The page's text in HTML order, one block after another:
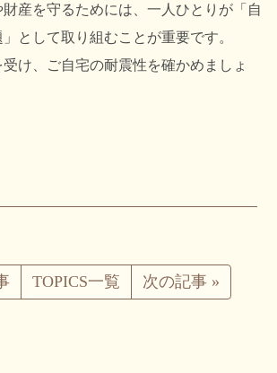
産を守るためには、一人ひとりが「自
として取り組むことが重要です。
け、ご自宅の耐震性を確かめましょ
TOPICS一覧 次の記事 »